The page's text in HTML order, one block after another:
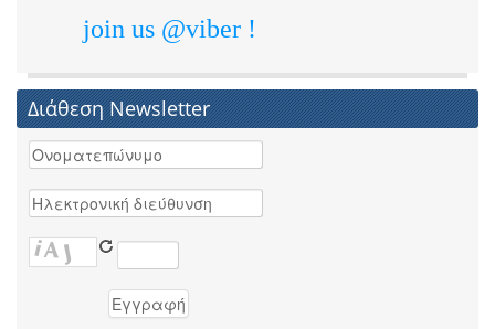
join us @viber !
Διάθεση Newsletter